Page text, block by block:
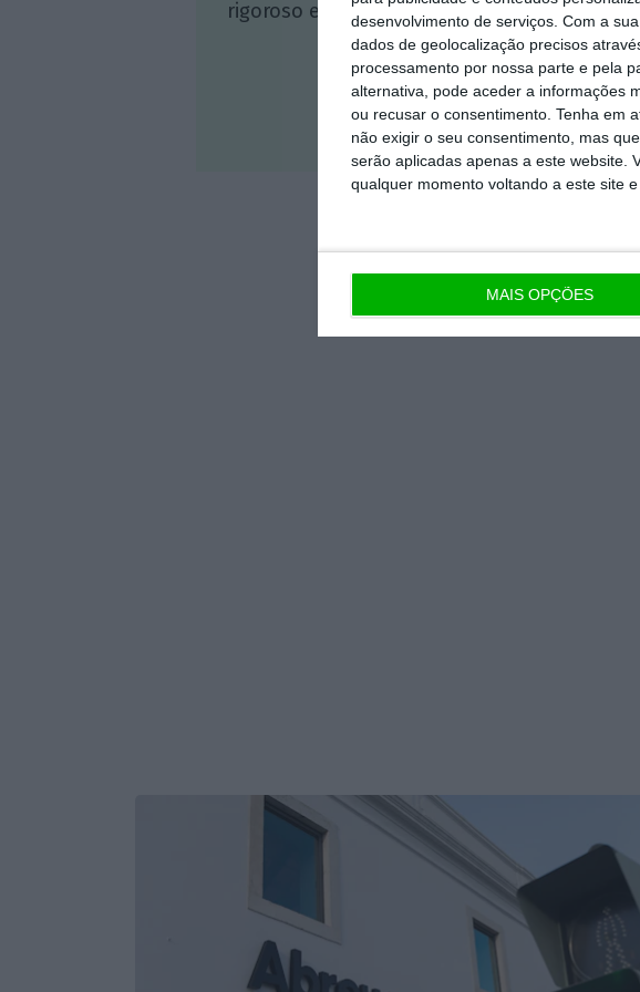
desenvolvimento de serviços. Com a
dados de geolocalização precisos
processamento por nossa parte e pela
alternativa, pode aceder a informações
ou recusar o consentimento. Tenha em
não exigir o seu consentimento, mas
serão aplicadas apenas a este website.
qualquer momento voltando a este site
MAIS OPÇÕES
rigoroso e credível.
Assine já
Veja todos os planos